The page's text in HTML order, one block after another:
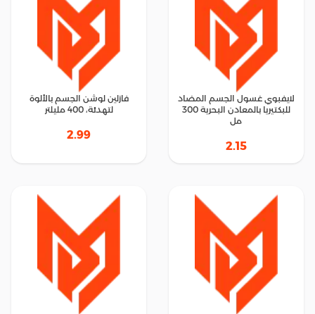
لايفبوي غسول الجسم المضاد
للبكتيريا بالمعادن البحرية 300
مل
2.15
فازلين لوشن الجسم بالألوة
لتهدئة، 400 مليلتر
2.99